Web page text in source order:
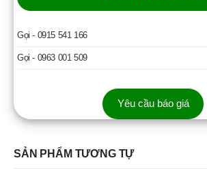
Gọi - 0915 541 166
Gọi - 0963 001 509
Yêu cầu báo giá
SẢN PHẨM TƯƠNG TỰ